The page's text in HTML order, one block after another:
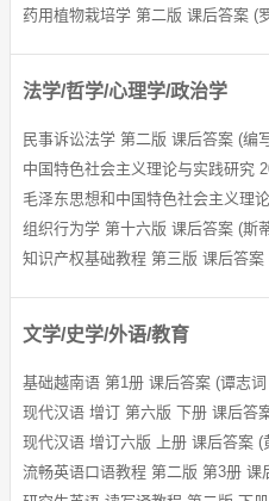
新视野大学英语综合训练答
21世纪大学实用英语综合练
大学文科数学答案
新大学法语答案
大学英语泛读答案
21世纪大学实用英语答案
新视界大学英语综合教程答
大学英语听力答案
大学物理习题集答案
药用植物栽培学 第二版 课后答案 (
法学/哲学/心理学/政治学
民事诉讼法学 第二版 课后答案 (编
中国特色社会主义理论与实践研究
毛泽东思想和中国特色社会主义理
编写组)
组织行为学 第十六版 课后答案 (斯
知识产权基础教程 第三版 课后答案
文学/史学/外语/教育
基础越南语 第1册 课后答案 (谭志
现代汉语 增订 第六版 下册 课后答
现代汉语 增订六版 上册 课后答案 (
流畅英语口语教程 第二版 第3册